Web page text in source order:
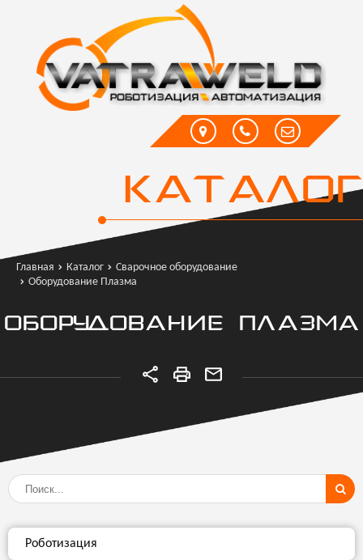
КАТАЛОГ
Главная Каталог
Сварочное оборудование
Оборудование Плазма
ОБОРУДОВАНИЕ ПЛАЗМА
Роботизация